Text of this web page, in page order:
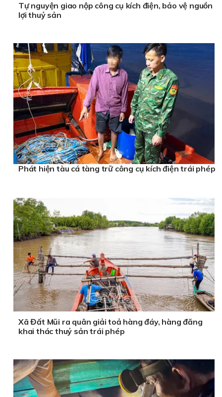
Tự nguyện giao nộp công cụ kích điện, bảo vệ nguồn
lợi thuỷ sản
Phát hiện tàu cá tàng trữ công cụ kích điện trái phép
Xã Đất Mũi ra quân giải toả hàng đáy, hàng đăng
khai thác thuỷ sản trái phép